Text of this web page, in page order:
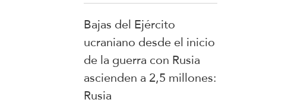
Bajas del Ejército
ucraniano desde el inicio
de la guerra con Rusia
ascienden a 2,5 millones:
Rusia